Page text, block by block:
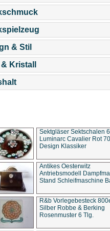
& Stil
Kristall
Sektgläser Sektschalen
Luminarc Cavalier Rot
Design Klassiker
Antikes Oesterwitz
Antriebsmodell
Stand Schleifmaschine
R&b Vorlegebesteck
Silber Robbe & Berking
Rosenmuster 6 Tlg.